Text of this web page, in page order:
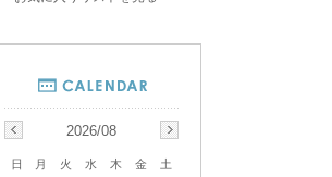
2026/08
日 月 火 水 木 金
土